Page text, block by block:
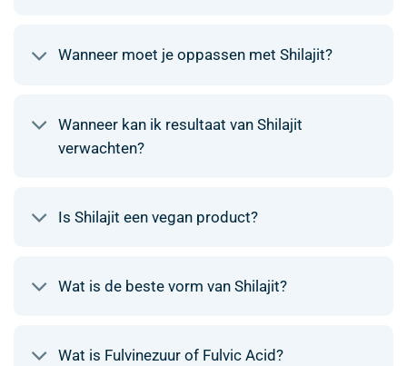
Wanneer moet je oppassen met Shilajit?
Wanneer kan ik resultaat van Shilajit
verwachten?
Is Shilajit een vegan product?
Wat is de beste vorm van Shilajit?
Wat is Fulvinezuur of Fulvic Acid?